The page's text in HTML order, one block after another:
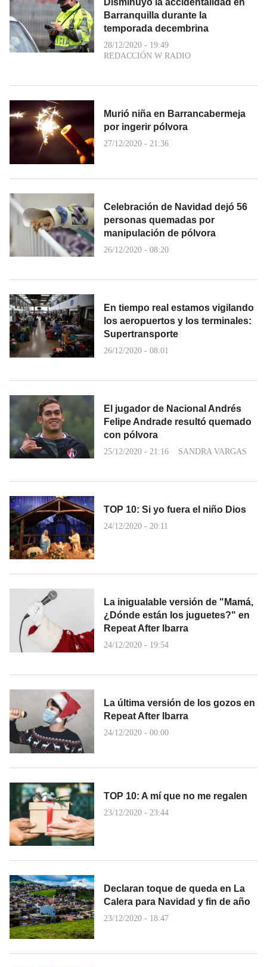
Disminuyó la accidentalidad en
Barranquilla durante la
temporada decembrina
28/12/2020 - 19:49
REDACCIÓN W RADIO
Murió niña en Barrancabermeja
por ingerir pólvora
27/12/2020 - 21:36
Celebración de Navidad dejó 56
personas quemadas por
manipulación de pólvora
26/12/2020 - 08:20
En tiempo real estamos vigilando
los aeropuertos y los terminales:
Supertransporte
26/12/2020 - 08:01
El jugador de Nacional Andrés
Felipe Andrade resultó quemado
con pólvora
25/12/2020 - 21:16 SANDRA VARGAS
TOP 10: Si yo fuera el niño Dios
24/12/2020 - 20:11
La inigualable versión de "Mamá,
¿Dónde están los juguetes?" en
Repeat After Ibarra
24/12/2020 - 19:54
La última versión de los gozos en
Repeat After Ibarra
24/12/2020 - 00:00
TOP 10: A mí que no me regalen
23/12/2020 - 23:44
Declaran toque de queda en La
Calera para Navidad y fin de año
23/12/2020 - 18:47